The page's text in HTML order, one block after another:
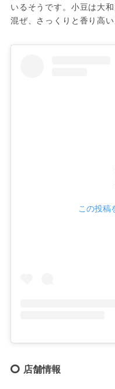
いるそうです。小豆は大
混ぜ、さっくりと香り高
この投稿
店舗情報